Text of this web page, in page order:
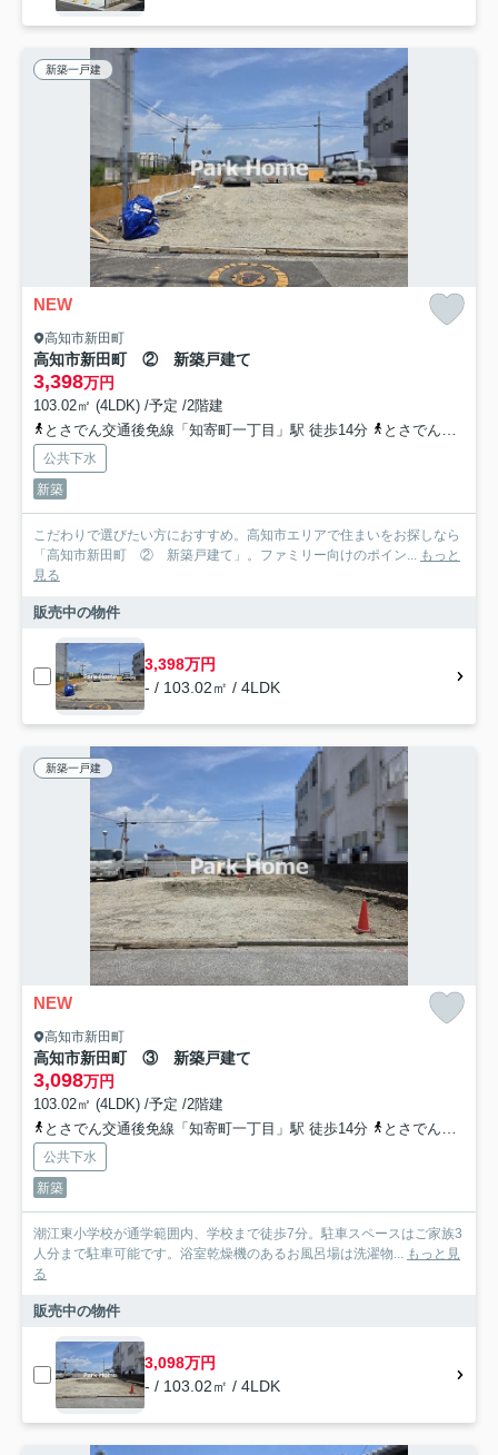
新築一戸建
NEW
高知市新田町
高知市新田町 ② 新築戸建て
3,398万円
103.02㎡ (4LDK) /予定 /2階建
とさでん交通後免線「知寄町一丁目」駅 徒歩14分
とさでん交通後免線「宝永町」駅 徒歩14分
公共下水
新築
こだわりで選びたい方におすすめ。高知市エリアで住まいをお探しなら
「高知市新田町 ② 新築戸建て」。ファミリー向けのポイン... もっと
見る
販売中の物件
3,398万円
- / 103.02㎡ / 4LDK
新築一戸建
NEW
高知市新田町
高知市新田町 ③ 新築戸建て
3,098万円
103.02㎡ (4LDK) /予定 /2階建
とさでん交通後免線「知寄町一丁目」駅 徒歩14分
とさでん交通後免線「宝永町」駅 徒歩14分
公共下水
新築
潮江東小学校が通学範囲内、学校まで徒歩7分。駐車スペースはご家族3
人分まで駐車可能です。浴室乾燥機のあるお風呂場は洗濯物... もっと見
る
販売中の物件
3,098万円
- / 103.02㎡ / 4LDK